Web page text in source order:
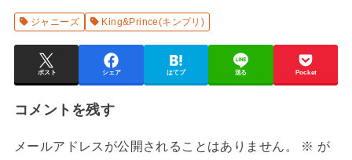
ジャニーズ King&Prince(キンプリ)
ポスト シェア はてブ 送る Pocket
コメントを残す
メールアドレスが公開されることはありません。 ※ が